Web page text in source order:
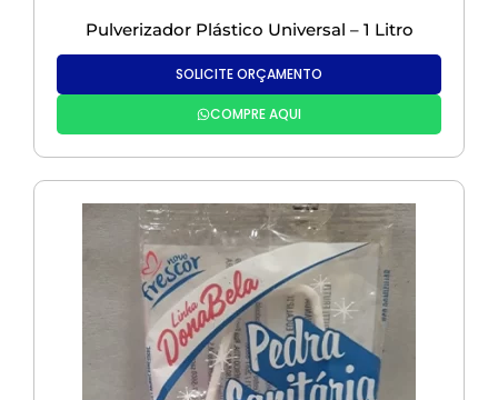
Pulverizador Plástico Universal – 1 Litro
SOLICITE ORÇAMENTO
COMPRE AQUI